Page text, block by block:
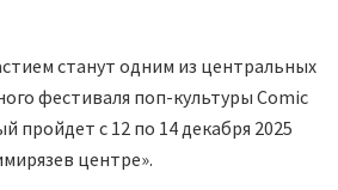
станут одним из центральных
фестиваля поп-культуры Comic
пройдет с 12 по 14 декабря 2025
центре».